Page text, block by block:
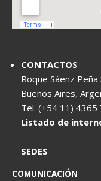
CONTACTOS
Roque Sáenz
Buenos Aires,
Tel. (+54 11)
Listado de
SEDES
COMUNICACIÓN